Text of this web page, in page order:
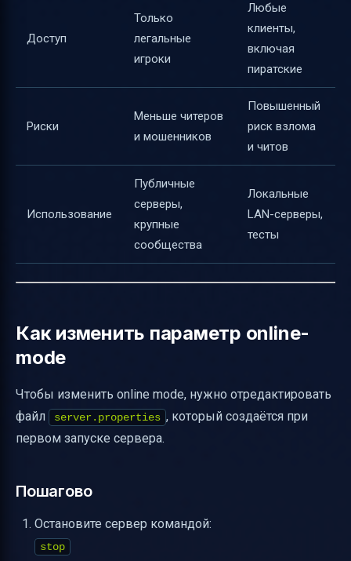
Доступ
Только
легальные
игроки
Любые
клиенты,
включая
пиратские
Риски
Меньше читеров
и мошенников
Повышенный
риск взлома
и читов
Использование
Публичные
серверы,
крупные
сообщества
Локальные
LAN-серверы,
тесты
Как изменить параметр online-
mode
Чтобы изменить online mode, нужно отредактировать
файл
server.properties , который создаётся при
первом запуске сервера.
Пошагово
Остановите сервер командой:
stop